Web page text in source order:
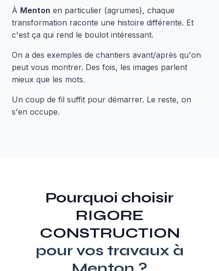
À Menton en particulier (agrumes), chaque
transformation raconte une histoire différente. Et
c'est ça qui rend le boulot intéressant.
On a des exemples de chantiers avant/après qu'on
peut vous montrer. Des fois, les images parlent
mieux que les mots.
Un coup de fil suffit pour démarrer. Le reste, on
s'en occupe.
Pourquoi choisir
RIGORE
CONSTRUCTION
pour vos travaux à